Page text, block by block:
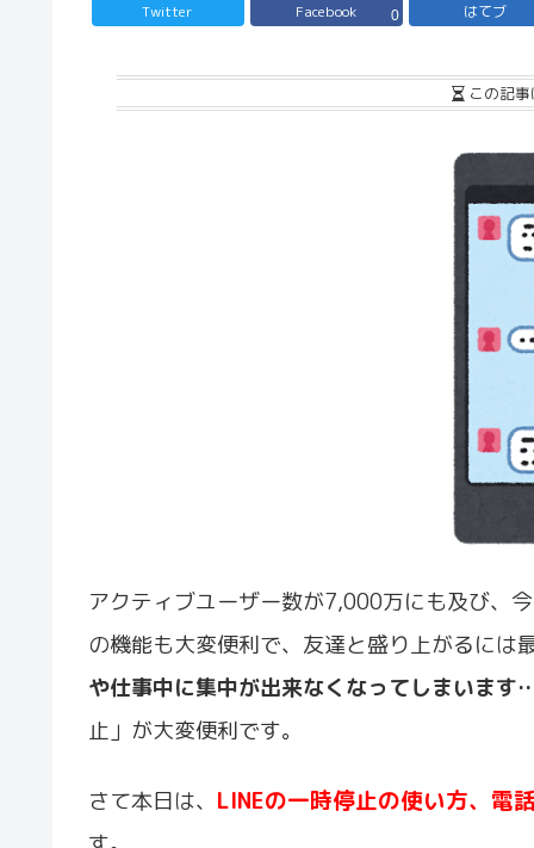
Twitter Facebook 0 はてブ
この記事
アクティブユーザー数が7,000万にも及び、
の機能も大変便利で、友達と盛り上がるには
や仕事中に集中が出来なくなってしまいます
止」が大変便利です。
さて本日は、 LINEの一時停止の使い方、電